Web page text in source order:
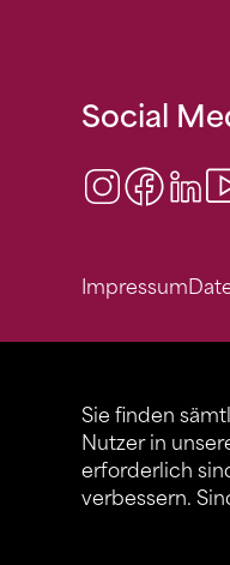
Sie finden
Nutzer in
erforderlich
verbessern.
Social
Impressum